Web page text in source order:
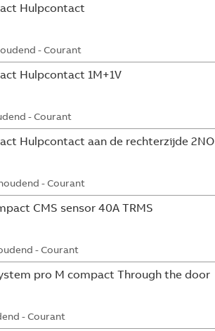
Hulpcontact
- Courant
Hulpcontact 1M+1V
- Courant
Hulpcontact aan de rechterzijde 2NO
- Courant
CMS sensor 40A TRMS
- Courant
pro M compact Through the door
- Courant